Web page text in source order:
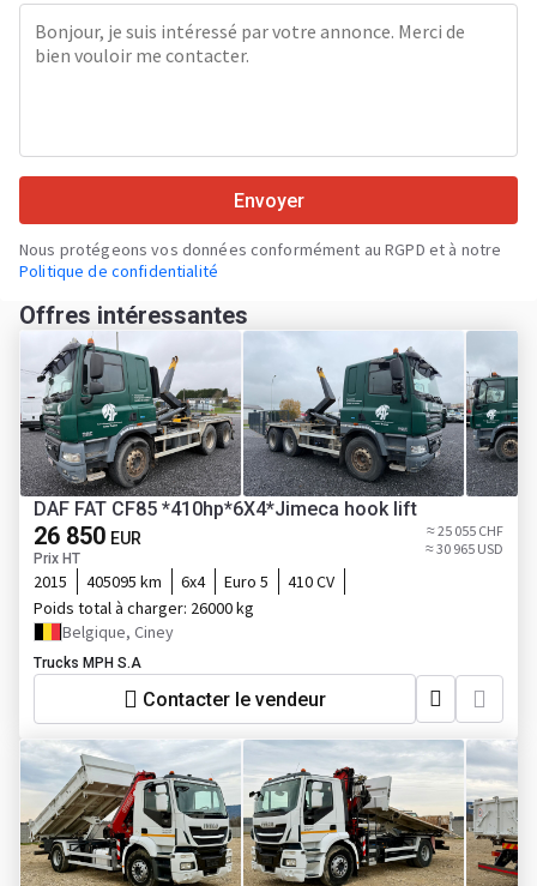
Envoyer
Nous protégeons vos données conformément au RGPD et à notre
Politique de confidentialité
Offres intéressantes
DAF FAT CF85 *410hp*6X4*Jimeca hook lift
26 850 EUR
Prix HT
≈ 25 055 CHF
≈ 30 965 USD
2015 405095 km 6x4 Euro 5
410 CV
Poids total à charger: 26000 kg
Belgique, Ciney
Trucks MPH S.A
Contacter le vendeur